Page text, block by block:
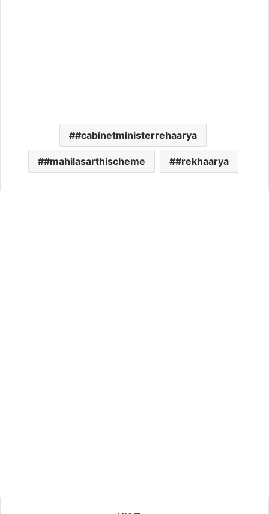
#cabinetministerrehaarya
#mahilasarthischeme #rekhaarya